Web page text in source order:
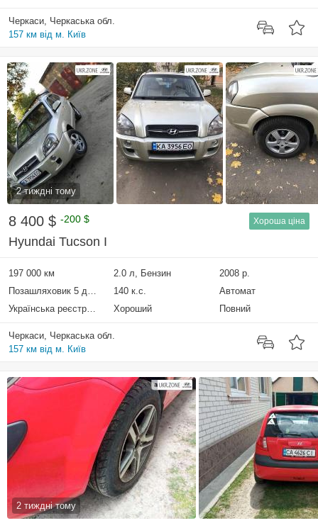
Черкаси, Черкаська обл.
157 км від м. Київ
2 тиждні тому
8 400 $ -200 $ Хороша ціна
Hyundai Tucson I
197 000 км 2.0 л, Бензин
2008 р.
Позашляховик 5 дверей
140 к.с.
Автомат
Українська реєстрація
Хороший Повний
Черкаси, Черкаська обл.
157 км від м. Київ
2 тиждні тому